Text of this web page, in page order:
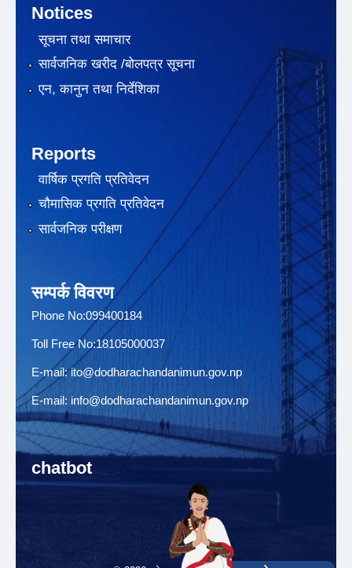
Notices
सूचना तथा समाचार
सार्वजनिक खरीद /बोलपत्र सूचना
एन, कानुन तथा निर्देशिका
Reports
वार्षिक प्रगति प्रतिवेदन
चौमासिक प्रगति प्रतिवेदन
सार्वजनिक परीक्षण
सम्पर्क विवरण
Phone No:099400184
Toll Free No:18105000037
E-mail:ito@dodharachandanimun.gov.np
E-mail: info@dodharachandanimun.gov.np
chatbot